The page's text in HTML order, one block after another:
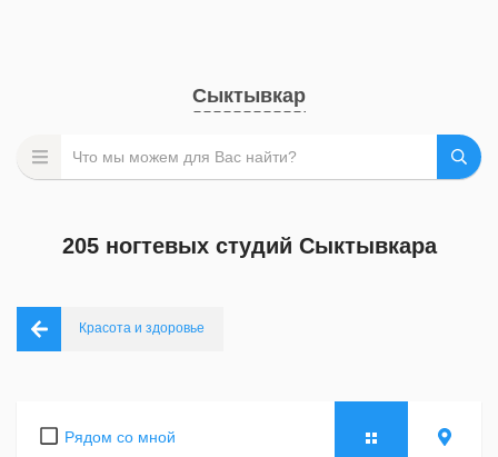
Сыктывкар
205 ногтевых студий Сыктывкара
Красота и здоровье
Рядом со мной